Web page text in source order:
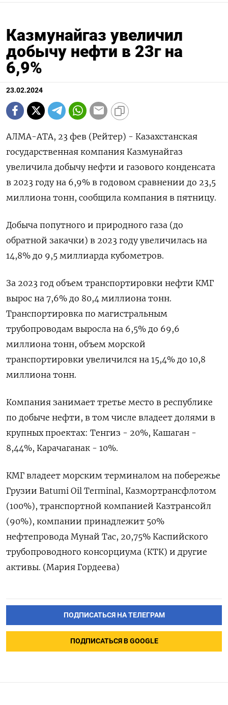
Казмунайгаз увеличил
добычу нефти в 23г на
6,9%
23.02.2024
АЛМА-АТА, 23 фев (Рейтер) - Казахстанская
государственная компания Казмунайгаз
увеличила добычу нефти и газового конденсата
в 2023 году на 6,9% в годовом сравнении до 23,5
миллиона тонн, сообщила компания в пятницу.
Добыча попутного и природного газа (до
обратной закачки) в 2023 году увеличилась на
14,8% до 9,5 миллиарда кубометров.
За 2023 год объем транспортировки нефти КМГ
вырос на 7,6% до 80,4 миллиона тонн.
Транспортировка по магистральным
трубопроводам выросла на 6,5% до 69,6
миллиона тонн, объем морской
транспортировки увеличился на 15,4% до 10,8
миллиона тонн.
Компания занимает третье место в республике
по добыче нефти, в том числе владеет долями в
крупных проектах: Тенгиз - 20%, Кашаган -
8,44%, Карачаганак - 10%.
КМГ владеет морским терминалом на побережье
Грузии Batumi Oil Terminal, Казмортрансфлотом
(100%), транспортной компанией Казтрансойл
(90%), компании принадлежит 50%
нефтепровода Мунай Тас, 20,75% Каспийского
трубопроводного консорциума (КТК) и другие
активы. (Мария Гордеева)
ПОДПИСАТЬСЯ НА ТЕЛЕГРАМ
ПОДПИСАТЬСЯ В GOOGLE